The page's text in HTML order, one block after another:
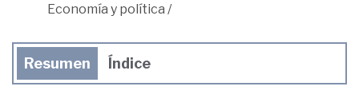
Economía y política /
Resumen Índice